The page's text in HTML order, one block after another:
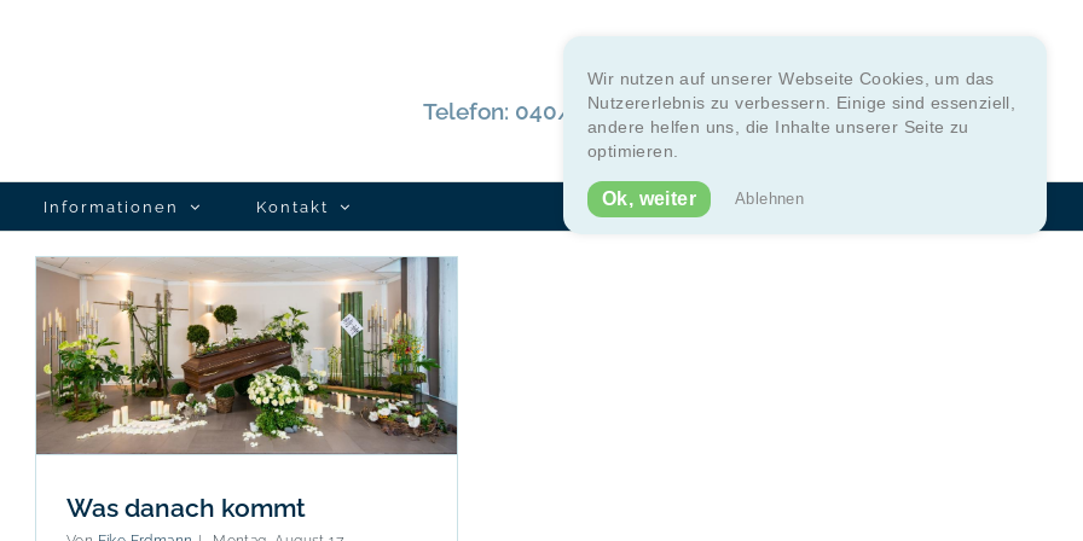
Telefon: 040/5709628
Suche
Informationen Kontakt
Was danach kommt
Wir nutzen auf unserer Webseite Cookies, um das
Nutzererlebnis zu verbessern. Einige sind essenziell,
andere helfen uns, die Inhalte unserer Seite zu
optimieren.
Ok, weiter Ablehnen